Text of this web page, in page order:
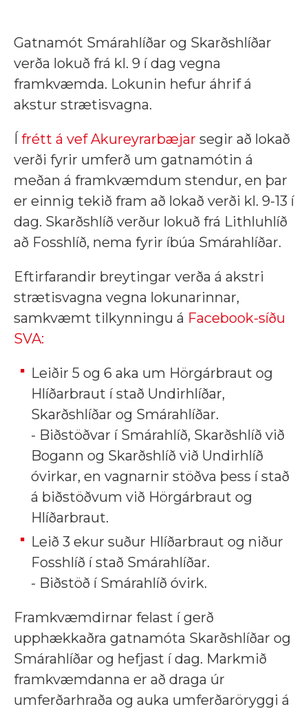
Gatnamót Smárahlíðar og Skarðshlíðar
verða lokuð frá kl. 9 í dag vegna
framkvæmda. Lokunin hefur áhrif á
akstur strætisvagna.
Í frétt á vef Akureyrarbæjar segir að lokað
verði fyrir umferð um gatnamótin á
meðan á framkvæmdum stendur, en þar
er einnig tekið fram að lokað verði kl. 9-13 í
dag. Skarðshlíð verður lokuð frá Lithluhlíð
að Fosshlíð, nema fyrir íbúa Smárahlíðar.
Eftirfarandir breytingar verða á akstri
strætisvagna vegna lokunarinnar,
samkvæmt tilkynningu á Facebook-síðu
SVA:
Leiðir 5 og 6 aka um Hörgárbraut og
Hlíðarbraut í stað Undirhlíðar,
Skarðshlíðar og Smárahlíðar.
- Biðstöðvar í Smárahlíð, Skarðshlíð við
Bogann og Skarðshlíð við Undirhlíð
óvirkar, en vagnarnir stöðva þess í stað
á biðstöðvum við Hörgárbraut og
Hlíðarbraut.
Leið 3 ekur suður Hlíðarbraut og niður
Fosshlíð í stað Smárahlíðar.
- Biðstöð í Smárahlíð óvirk.
Framkvæmdirnar felast í gerð
upphækkaðra gatnamóta Skarðshlíðar og
Smárahlíðar og hefjast í dag. Markmið
framkvæmdanna er að draga úr
umferðarhraða og auka umferðaröryggi á